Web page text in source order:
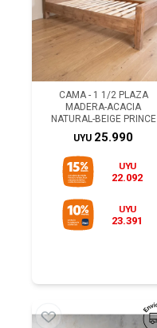
CAMA - 1 1/2 PLAZA
MADERA-ACACIA
NATURAL-BEIGE PRINCE
UYU 25.990
UYU
22.092
UYU
23.391